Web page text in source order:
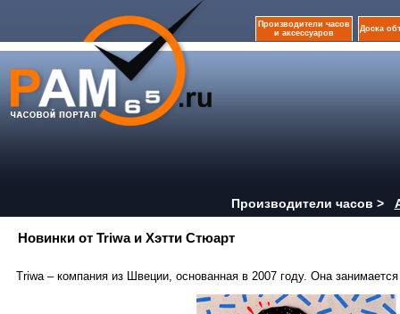
Производители часов
и аксессуаров
Доска
Производители часов >
Новинки от Triwa и Хэтти Стюарт
Triwa – компания из Швеции, основанная в 2007 году. Она